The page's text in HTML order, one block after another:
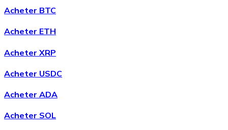
Acheter BTC
Acheter ETH
Acheter XRP
Acheter USDC
Acheter ADA
Acheter SOL